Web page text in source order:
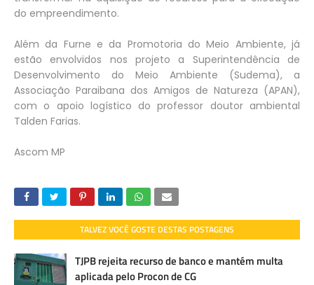
do empreendimento.
Além da Furne e da Promotoria do Meio Ambiente, já
estão envolvidos nos projeto a Superintendência de
Desenvolvimento do Meio Ambiente (Sudema), a
Associação Paraibana dos Amigos de Natureza (APAN),
com o apoio logístico do professor doutor ambiental
Talden Farias.
Ascom MP
TALVEZ VOCÊ GOSTE DESTAS POSTAGENS
TJPB rejeita recurso de banco e mantém multa
aplicada pelo Procon de CG